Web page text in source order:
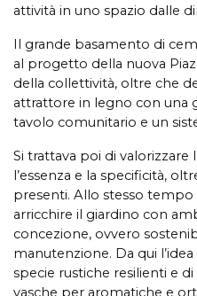
attività in uno spazio dalle
Il grande basamento di
al progetto della nuova
della collettività, oltre che
attrattore in legno con una
tavolo comunitario e un
Si trattava poi di valorizzare
l’essenza e la specificità,
presenti. Allo stesso
arricchire il giardino con
concezione, ovvero
manutenzione. Da qui
specie rustiche resilienti e
vasche per aromatiche e